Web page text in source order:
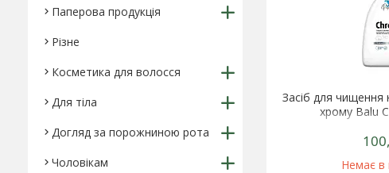
Засіб для чищення
хрому Balu
Немає в
Паперова продукція
Різне
Косметика для волосся
Для тіла
Догляд за порожниною рота
Чоловікам